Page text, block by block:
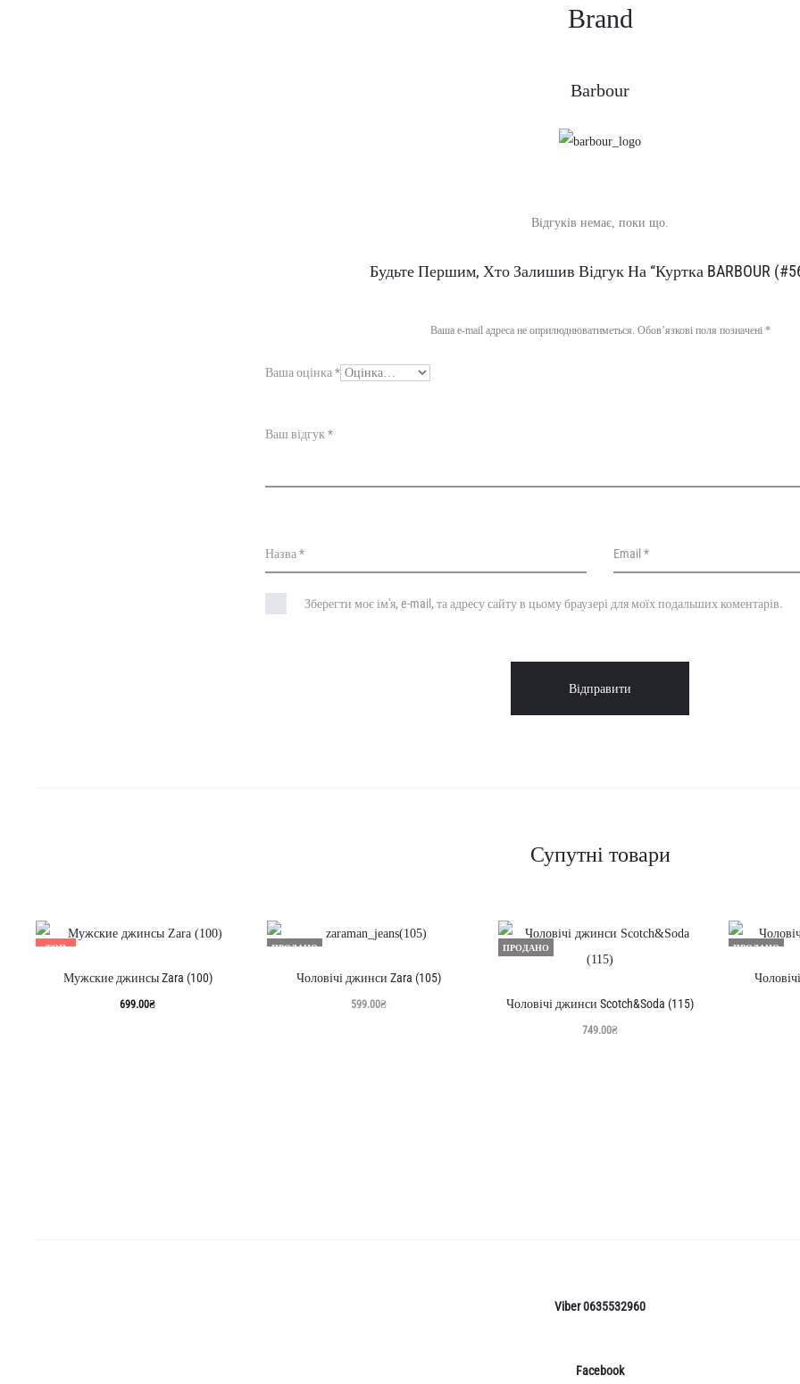
Brand
Barbour
г
к
Відгуків немає, поки що.
Будьте Першим, Хто Залишив Відгук На “Куртка BARBOUR
Ваша e-mail адреса не оприлюднюватиметься. Обов’язкові поля позначені *
Ваша оцінка*
Ваш відгук *
Назва* Email *
Зберегти моє ім'я, e-mail, та адресу сайту в цьому браузері для моїх подальших коментарів.
Супутні товари
ТОП
Мужские джинсы Zara (100)
699.00₴
ПРОДАНО
Чоловічі джинси Zara (105)
599.00₴
ПРОДАНО
Чоловічі джинси Scotch&Soda (115)
749.00₴
ПРОДАНО
Viber 0635532960
Facebook